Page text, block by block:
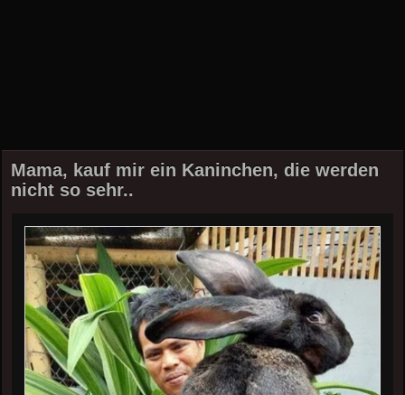
Mama, kauf mir ein Kaninchen, die werden
nicht so sehr..